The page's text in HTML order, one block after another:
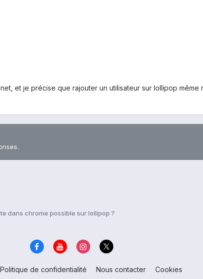
et je précise que rajouter un utilisateur sur lollipop
dans chrome possible sur lollipop ?
Politique de confidentialité Nous contacter Cookies